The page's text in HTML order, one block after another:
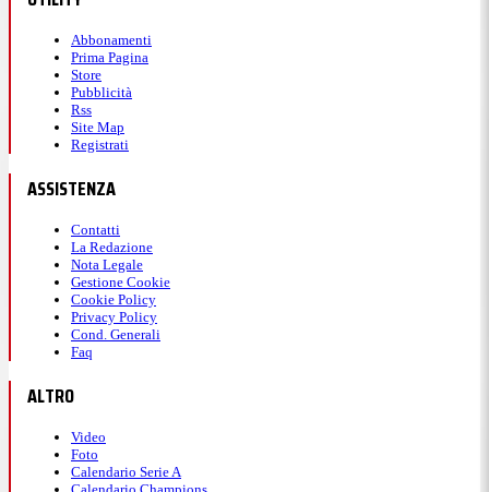
Abbonamenti
Prima Pagina
Store
Pubblicità
Rss
Site Map
Registrati
ASSISTENZA
Contatti
La Redazione
Nota Legale
Gestione Cookie
Cookie Policy
Privacy Policy
Cond. Generali
Faq
ALTRO
Video
Foto
Calendario Serie A